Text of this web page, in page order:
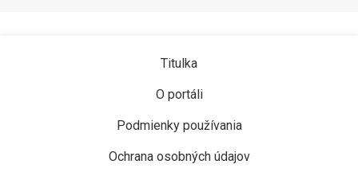
Titulka
O portáli
Podmienky používania
Ochrana osobných údajov